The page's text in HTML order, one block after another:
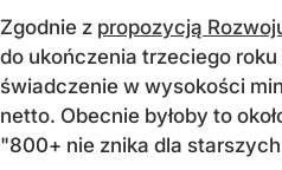
Zgodnie z propozycją
do ukończenia trzeciego
świadczenie w wysokości
netto. Obecnie byłoby to
"800+ nie znika dla